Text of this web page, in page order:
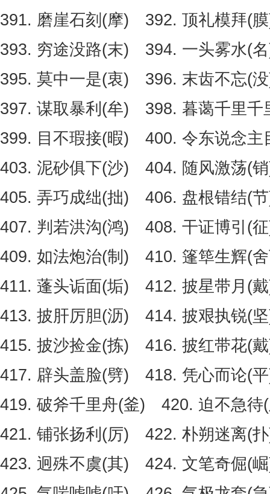
391. 磨崖石刻(摩) 392. 顶礼模拜(
393. 穷途没路(末) 394. 一头雾水(
395. 莫中一是(衷) 396. 末齿不忘(
397. 谋取暴利(牟) 398. 暮蔼千里千
399. 目不瑕接(暇) 400. 令东说念主
403. 泥砂俱下(沙) 404. 随风激荡(
405. 弄巧成绌(拙) 406. 盘根错结(
407. 判若洪沟(鸿) 408. 干证博引(
409. 如法炮治(制) 410. 篷筚生辉(
411. 蓬头诟面(垢) 412. 披星带月(
413. 披肝厉胆(沥) 414. 披艰执锐(
415. 披沙捡金(拣) 416. 披红带花(
417. 辟头盖脸(劈) 418. 凭心而论(
419. 破斧千里舟(釜) 420. 迫不急待
421. 铺张扬利(厉) 422. 朴朔迷离(
423. 迥殊不虞(其) 424. 文笔奇倔(